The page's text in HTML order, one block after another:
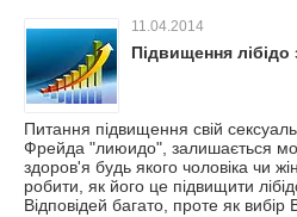
11.04.2014
Підвищення лібідо
Питання підвищення свій
Фрейда "лиюидо", залишається
здоров'я будь якого чоловіка чи
робити, як його це підвищити
Відповідей багато, проте як вибір